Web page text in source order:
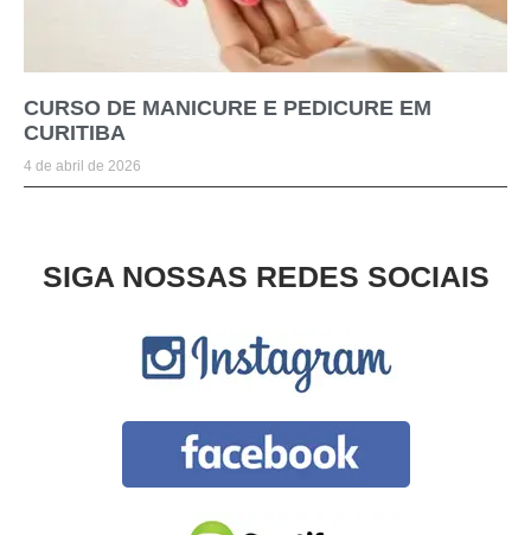
CURSO DE MANICURE E PEDICURE EM
CURITIBA
4 de abril de 2026
SIGA NOSSAS REDES SOCIAIS